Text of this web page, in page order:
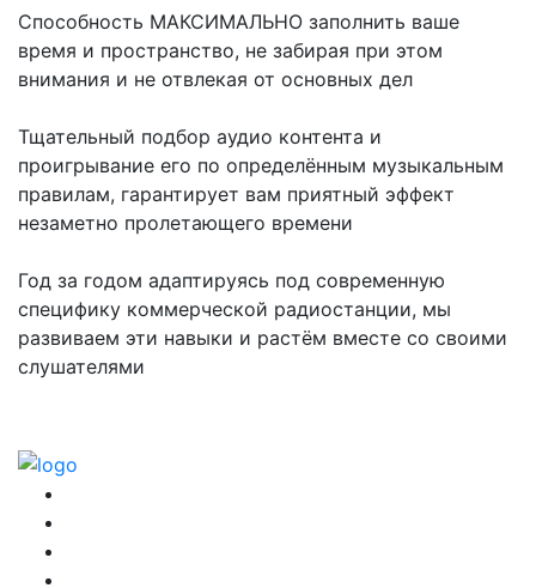
Способность МАКСИМАЛЬНО заполнить ваше
время и пространство, не забирая при этом
внимания и не отвлекая от основных дел
Тщательный подбор аудио контента и
проигрывание его по определённым музыкальным
правилам, гарантирует вам приятный эффект
незаметно пролетающего времени
Год за годом адаптируясь под современную
специфику коммерческой радиостанции, мы
развиваем эти навыки и растём вместе со своими
слушателями